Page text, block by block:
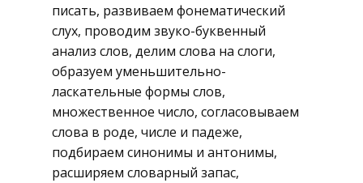
писать, развиваем фонематический
слух, проводим звуко-буквенный
анализ слов, делим слова на слоги,
образуем уменьшительно-
ласкательные формы слов,
множественное число, согласовываем
слова в роде, числе и падеже,
подбираем синонимы и антонимы,
расширяем словарный запас,